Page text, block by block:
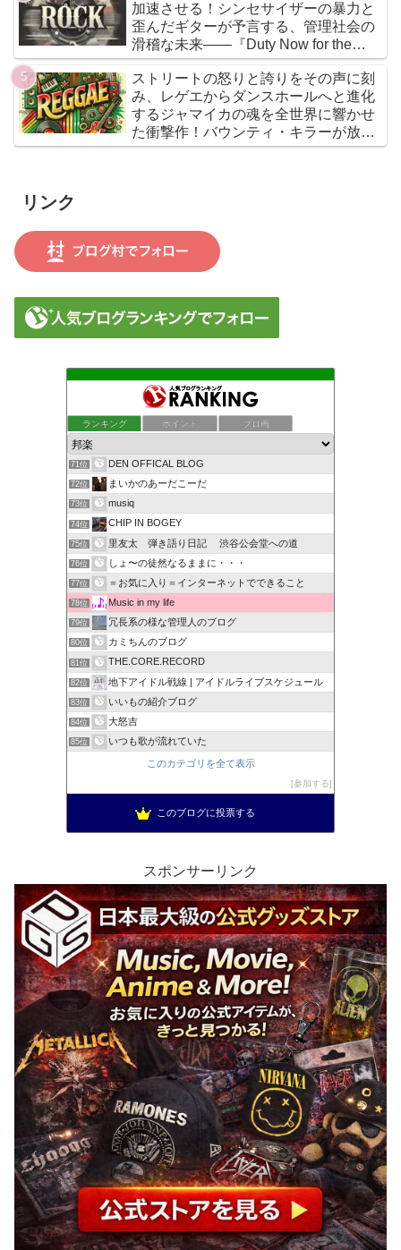
加速させる！シンセサイザーの暴力と
歪んだギターが予言する、管理社会の
滑稽な未来――『Duty Now for the
Future』こそがニューウェイヴの真実
である
ストリートの怒りと誇りをその声に刻
み、レゲエからダンスホールへと進化
するジャマイカの魂を全世界に響かせ
た衝撃作！バウンティ・キラーが放つ
『Bounty Killer』は、貧者の代弁者と
リンク
ランキング ポイント ブロ画
71位 DEN OFFICAL BLOG
72位 まいかのあーだこーだ
73位 musiq
74位 CHIP IN BOGEY
75位 里友太 弾き語り日記 渋谷公会堂への道
76位 しょ〜の徒然なるままに・・・
77位 ＝お気に入り＝インターネットでできること
78位 Music in my life
79位 冗長系の様な管理人のブログ
80位 カミちんのブログ
81位 THE.CORE.RECORD
82位 地下アイドル戦線 | アイドルライブスケジュール
83位 いいもの紹介ブログ
84位 大怒吉
85位 いつも歌が流れていた
このカテゴリを全て表示
参加する
このブログに投票する
スポンサーリンク